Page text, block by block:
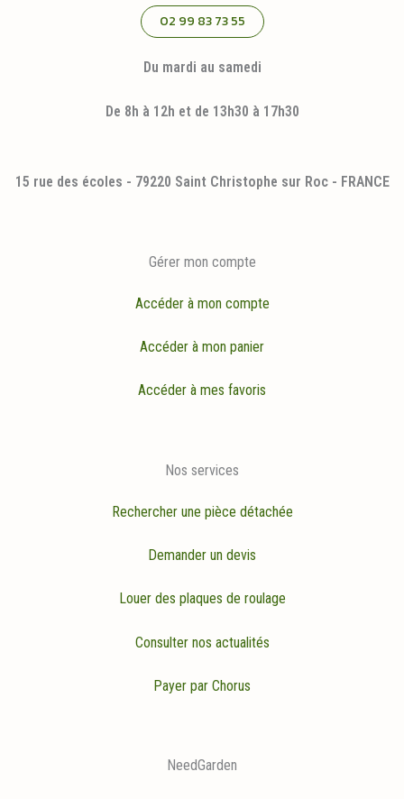
02 99 83 73 55
Du mardi au samedi
De 8h à 12h et de 13h30 à 17h30
15 rue des écoles - 79220 Saint Christophe sur Roc - FRANCE
Gérer mon compte
Accéder à mon compte
Accéder à mon panier
Accéder à mes favoris
Nos services
Rechercher une pièce détachée
Demander un devis
Louer des plaques de roulage
Consulter nos actualités
Payer par Chorus
NeedGarden